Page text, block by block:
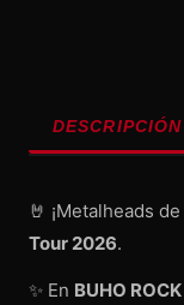
DESCRIPCIÓN
🤘 ¡Metalheads
Tour 2026.
✨ En BUHO ROCK